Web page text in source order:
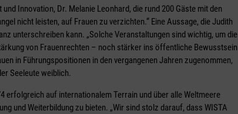
Innovation, Dr. Melanie Leonhard, die rund 200 Gäste mit den
nicht leisten, auf Frauen zu verzichten.“ Eine Aussage, die Judith
unterschreiben kann. „Solche Veranstaltungen sind wichtig, um die
von Frauenrechten – noch stärker ins öffentliche Bewusstsein
in Führungspositionen in den vergangenen Jahren zugenommen,
Seeleute weiblich.
erfolgreich auf internationalem Terrain und über alle Weltmeere
und Weiterbildung zu bieten. „Wir sind stolz darauf, dass WISTA